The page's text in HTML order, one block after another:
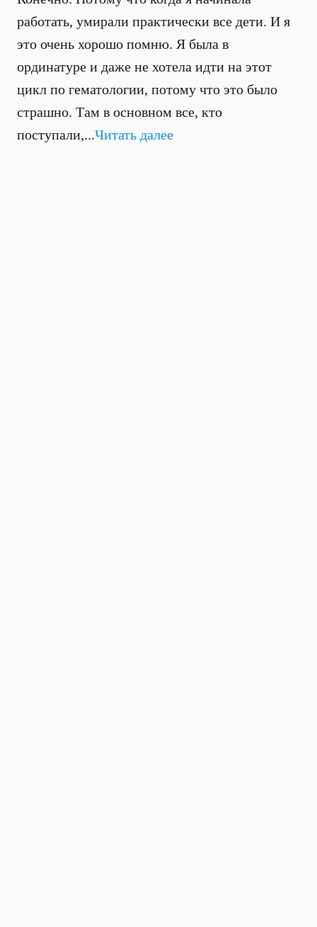
работать, умирали практически все дети. И я
это очень хорошо помню. Я была в
ординатуре и даже не хотела идти на этот
цикл по гематологии, потому что это было
страшно. Там в основном все, кто
поступали,...Читать далее